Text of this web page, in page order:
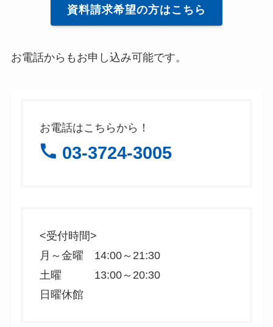
資料請求希望の方はこちら
お電話からもお申し込み可能です。
お電話はこちらから！
03-3724-3005
<受付時間>
月～金曜 14:00～21:30
土曜 13:00～20:30
日曜休館